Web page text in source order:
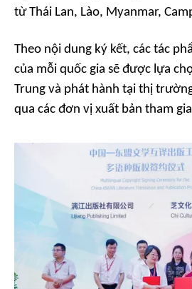
từ Thái Lan, Lào, Myanmar,
Theo nội dung ký kết, các tác
của mỗi quốc gia sẽ được lựa
Trung và phát hành tại thị
qua các đơn vị xuất bản tham